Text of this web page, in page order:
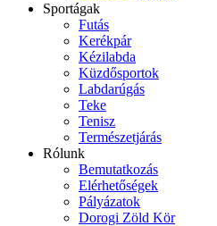
Sportágak
Futás
Kerékpár
Kézilabda
Küzdősportok
Labdarúgás
Teke
Tenisz
Természetjárás
Rólunk
Bemutatkozás
Elérhetőségek
Pályázatok
Dorogi Zöld Kör